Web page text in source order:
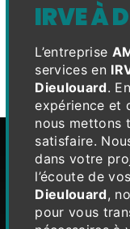
IRVE À
L’entreprise
services en
Dieulouard.
expérience et
nous mettons
satisfaire.
dans votre
l’écoute de
Dieulouard,
pour vous